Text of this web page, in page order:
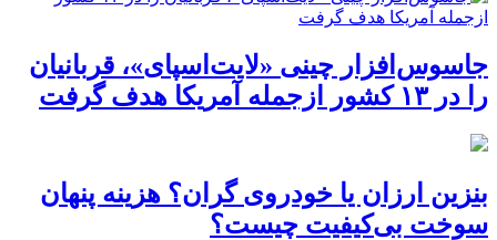
جاسوس‌افزار چینی «لایت‌اسپای»، قربانیان
را در ۱۳ کشور ازجمله آمریکا هدف گرفت
بنزین ارزان یا خودروی گران؟ هزینه پنهان
سوخت بی‌کیفیت چیست؟